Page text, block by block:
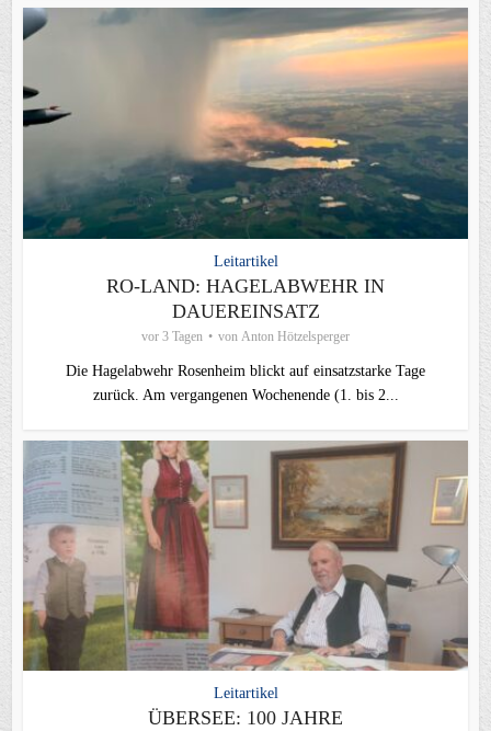
Leitartikel
RO-LAND: HAGELABWEHR IN
DAUEREINSATZ
vor 3 Tagen von Anton Hötzelsperger
Die Hagelabwehr Rosenheim blickt auf einsatzstarke Tage
zurück. Am vergangenen Wochenende (1. bis 2...
Leitartikel
ÜBERSEE: 100 JAHRE